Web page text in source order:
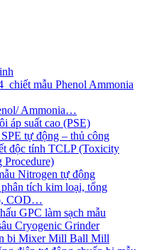
mẫu Phenol Ammonia
Ammonia…
áp suất cao (PSE)
tự động – thủ công
độc tính TCLP (Toxicity
Procedure)
Nitrogen tự động
tích kim loại, tổng
COD…
GPC làm sạch mẫu
Cryogenic Grinder
bi Mixer Mill Ball Mill